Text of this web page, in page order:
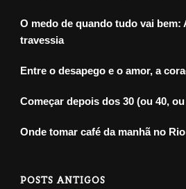
O medo de quando tudo vai bem:
travessia
Entre o desapego e o amor, a
Começar depois dos 30 (ou 40,
Onde tomar café da manhã no
POSTS ANTIGOS